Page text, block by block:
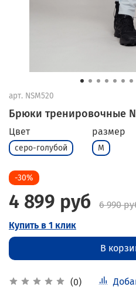
арт. NSM520
Брюки тренировочные
(0)
Цвет
серо-голубой
размер
M
-30%
4 899 руб
6 990
Купить в 1 клик
В